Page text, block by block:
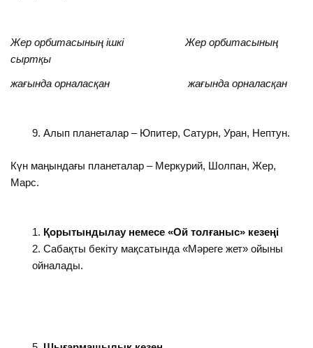
Жер орбитасының ішкі Жер орбитасының
сыртқы
жағында орналасқан жағында орналасқан
Алып планеталар – Юпитер, Сатурн, Уран, Нептун.
Күн маңындағы планеталар – Меркурий, Шолпан, Жер,
Марс.
Қорытындылау немесе «Ой толғаныс» кезеңі
Сабақты бекіту мақсатында «Мәреге жет» ойыны
ойналады.